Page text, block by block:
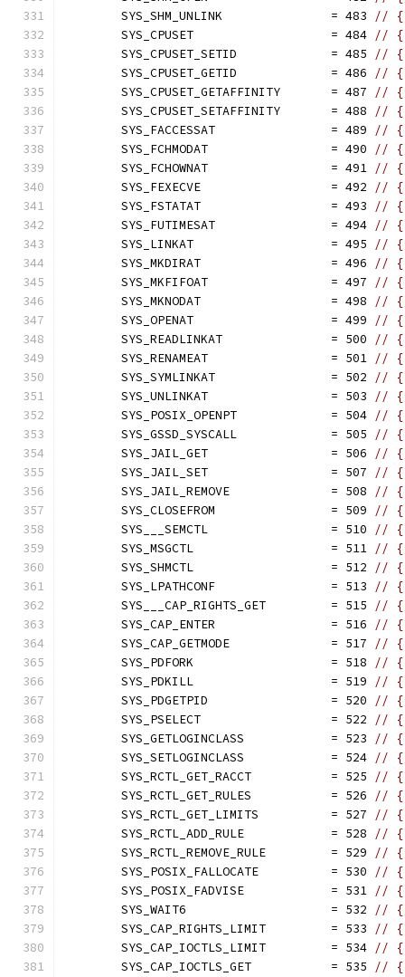
	SYS_SHM_UNLINK               = 483
// {
	SYS_CPUSET                   = 484
// {
	SYS_CPUSET_SETID             = 485
// {
	SYS_CPUSET_GETID             = 486
// {
	SYS_CPUSET_GETAFFINITY       = 487
// {
	SYS_CPUSET_SETAFFINITY       = 488
// {
	SYS_FACCESSAT                = 489
// {
	SYS_FCHMODAT                 = 490
// {
	SYS_FCHOWNAT                 = 491
// {
	SYS_FEXECVE                  = 492
// {
	SYS_FSTATAT                  = 493
// {
	SYS_FUTIMESAT                = 494
// {
	SYS_LINKAT                   = 495
// {
	SYS_MKDIRAT                  = 496
// {
	SYS_MKFIFOAT                 = 497
// {
	SYS_MKNODAT                  = 498
// {
	SYS_OPENAT                   = 499
// {
	SYS_READLINKAT               = 500
// {
	SYS_RENAMEAT                 = 501
// {
	SYS_SYMLINKAT                = 502
// {
	SYS_UNLINKAT                 = 503
// {
	SYS_POSIX_OPENPT             = 504
// {
	SYS_GSSD_SYSCALL             = 505
// {
	SYS_JAIL_GET                 = 506
// {
	SYS_JAIL_SET                 = 507
// {
	SYS_JAIL_REMOVE              = 508
// {
	SYS_CLOSEFROM                = 509
// {
	SYS___SEMCTL                 = 510
// {
	SYS_MSGCTL                   = 511
// {
	SYS_SHMCTL                   = 512
// {
	SYS_LPATHCONF                = 513
// {
	SYS___CAP_RIGHTS_GET         = 515
// {
	SYS_CAP_ENTER                = 516
// {
	SYS_CAP_GETMODE              = 517
// {
	SYS_PDFORK                   = 518
// {
	SYS_PDKILL                   = 519
// {
	SYS_PDGETPID                 = 520
// {
	SYS_PSELECT                  = 522
// {
	SYS_GETLOGINCLASS            = 523
// {
	SYS_SETLOGINCLASS            = 524
// {
	SYS_RCTL_GET_RACCT           = 525
// {
	SYS_RCTL_GET_RULES           = 526
// {
	SYS_RCTL_GET_LIMITS          = 527
// {
	SYS_RCTL_ADD_RULE            = 528
// {
	SYS_RCTL_REMOVE_RULE         = 529
// {
	SYS_POSIX_FALLOCATE          = 530
// {
	SYS_POSIX_FADVISE            = 531
// {
	SYS_WAIT6                    = 532
// {
	SYS_CAP_RIGHTS_LIMIT         = 533
// {
	SYS_CAP_IOCTLS_LIMIT         = 534
// {
	SYS_CAP_IOCTLS_GET           = 535
// {